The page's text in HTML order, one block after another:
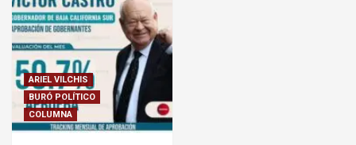
ARIEL VILCHIS
BURÓ POLÍTICO
COLUMNA